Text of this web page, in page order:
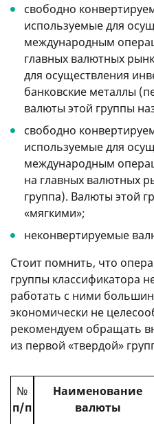
свободно
используемые для
международным
главных валютных
для осуществления
банковские металлы
валюты этой группы
свободно
используемые для
международным
на главных валютных
группа). Валюты этой
«мягкими»;
неконвертируемые
Стоит помнить, что
группы классификатора
работать с ними
экономически не
рекомендуем обращать
из первой «твердой»
№
п/п
Наименование
валюты